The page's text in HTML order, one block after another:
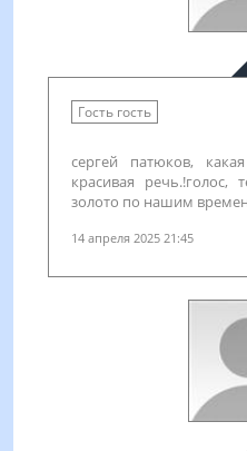
Гость гость
сергей патюков,
красивая речь.!голос,
золото по нашим
14 апреля 2025 21:45